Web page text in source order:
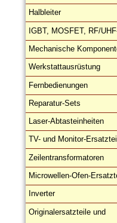
Halbleiter
IGBT, MOSFET, RF/
Mechanische
Werkstattausrüstung
Fernbedienungen
Reparatur-Sets
Laser-Abtasteinheiten
TV- und Monitor-
Zeilentransformatoren
Microwellen-Ofen-
Inverter
Originalersatzteile und